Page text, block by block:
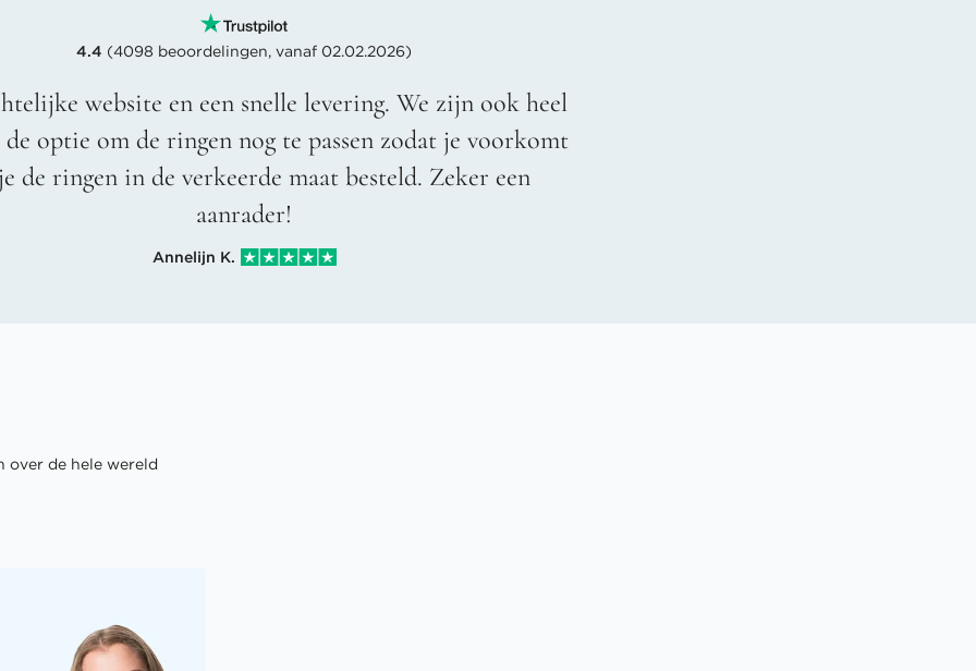
4.4 (4098 beoordelingen, vanaf 02.02.2026)
website en een snelle levering. We zijn ook heel
optie om de ringen nog te passen zodat je voorkomt
de ringen in de verkeerde maat besteld. Zeker een
aanrader!
Annelijn K.
over de hele wereld